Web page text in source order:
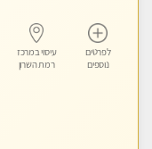
לפרטים
נוספים
עיסוי במרכז
רמת השרון